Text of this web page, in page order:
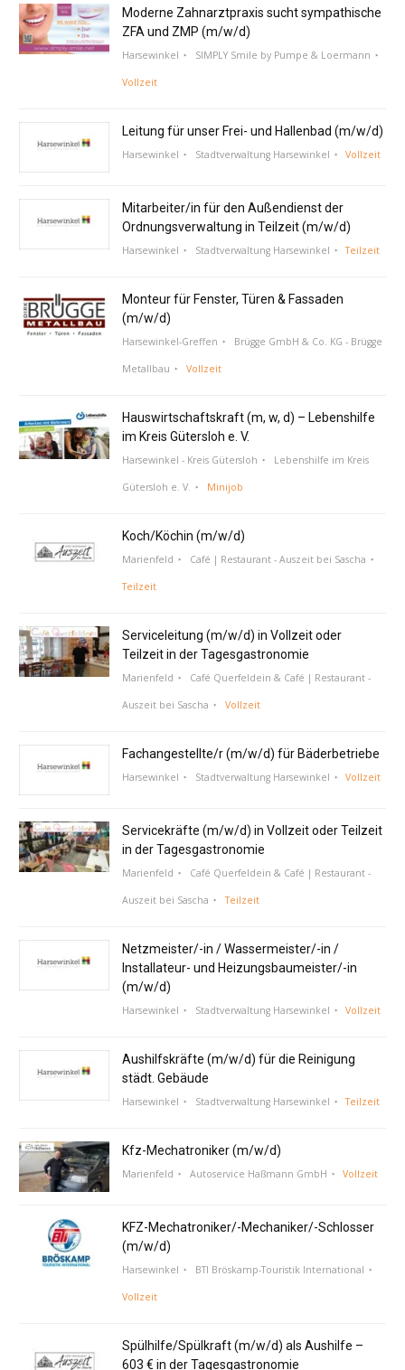
Moderne Zahnarztpraxis sucht sympathische
ZFA und ZMP (m/w/d)
Harsewinkel SIMPLY Smile by Pumpe & Loermann
Vollzeit
Leitung für unser Frei- und Hallenbad (m/w/d)
Harsewinkel Stadtverwaltung Harsewinkel Vollzeit
Mitarbeiter/in für den Außendienst der
Ordnungsverwaltung in Teilzeit (m/w/d)
Harsewinkel Stadtverwaltung Harsewinkel Teilzeit
Monteur für Fenster, Türen & Fassaden
(m/w/d)
Harsewinkel-Greffen Brügge GmbH & Co. KG - Brügge
Metallbau Vollzeit
Hauswirtschaftskraft (m, w, d) – Lebenshilfe
im Kreis Gütersloh e. V.
Harsewinkel - Kreis Gütersloh Lebenshilfe im Kreis
Gütersloh e. V. Minijob
Koch/Köchin (m/w/d)
Marienfeld Café | Restaurant - Auszeit bei Sascha
Teilzeit
Serviceleitung (m/w/d) in Vollzeit oder
Teilzeit in der Tagesgastronomie
Marienfeld Café Querfeldein & Café | Restaurant -
Auszeit bei Sascha Vollzeit
Fachangestellte/r (m/w/d) für Bäderbetriebe
Harsewinkel Stadtverwaltung Harsewinkel Vollzeit
Servicekräfte (m/w/d) in Vollzeit oder Teilzeit
in der Tagesgastronomie
Marienfeld Café Querfeldein & Café | Restaurant -
Auszeit bei Sascha Teilzeit
Netzmeister/-in / Wassermeister/-in /
Installateur- und Heizungsbaumeister/-in
(m/w/d)
Harsewinkel Stadtverwaltung Harsewinkel Vollzeit
Aushilfskräfte (m/w/d) für die Reinigung
städt. Gebäude
Harsewinkel Stadtverwaltung Harsewinkel Teilzeit
Kfz-Mechatroniker (m/w/d)
Marienfeld Autoservice Haßmann GmbH Vollzeit
KFZ-Mechatroniker/-Mechaniker/-Schlosser
(m/w/d)
Harsewinkel BTI Bröskamp-Touristik International
Vollzeit
Spülhilfe/Spülkraft (m/w/d) als Aushilfe –
603 € in der Tagesgastronomie